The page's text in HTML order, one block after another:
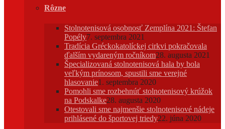
Rôzne
Stolnotenisová osobnosť Zemplína 2021: Štefan
Popély7. septembra 2021
Tradícia Gréckokatolíckej cirkvi pokračovala
ďalším vydareným ročníkom28. augusta 2021
Špecializovaná stolnotenisová hala by bola
veľkým prínosom, spustili sme verejné
hlasovanie1. septembra 2020
Pomohli sme rozbehnúť stolnotenisový krúžok
na Podskalke28. augusta 2020
Otestovali sme najmenšie stolnotenisové nádeje
prihlásené do športovej triedy22. júna 2020